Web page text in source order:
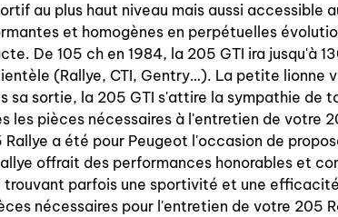
au plus haut niveau mais aussi accessible
et homogènes en perpétuelles
De 105 ch en 1984, la 205 GTI ira jusqu'à
(Rallye, CTI, Gentry…). La petite lionne
sa sortie, la 205 GTI s'attire la sympathie de
pièces nécessaires à l'entretien de votre
a été pour Peugeot l'occasion de
offrait des performances honorables et
parfois une sportivité et une
nécessaires pour l'entretien de votre 205